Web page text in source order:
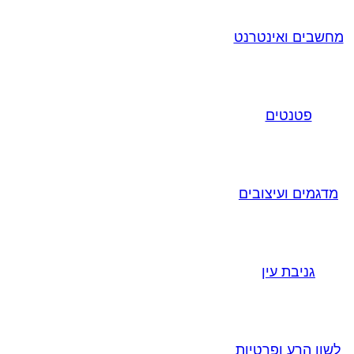
מחשבים ואינטרנט
פטנטים
מדגמים ועיצובים
גניבת עין
לשון הרע ופרטיות